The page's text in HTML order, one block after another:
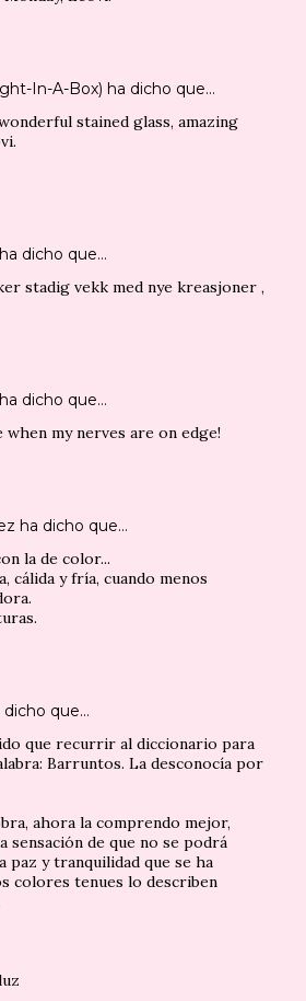
In-A-Box) ha dicho que…
stained glass, amazing
ha dicho que…
stadig vekk med nye kreasjoner ,
ha dicho que…
my nerves are on edge!
ha dicho que…
la de color...
cálida y fría, cuando menos
dicho que…
que recurrir al diccionario para
Barruntos. La desconocía por
ahora la comprendo mejor,
sensación de que no se podrá
paz y tranquilidad que se ha
colores tenues lo describen